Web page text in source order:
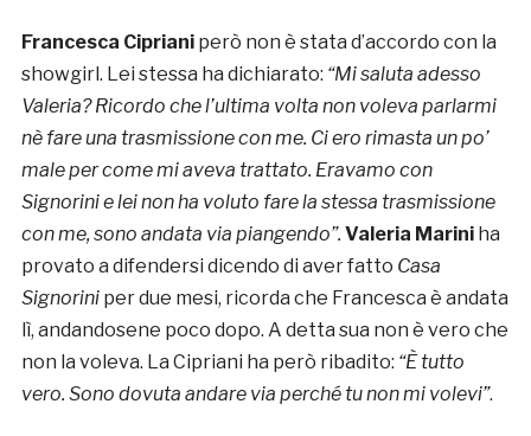
Francesca Ciprianiperò non è stata d’accordo con la
showgirl. Lei stessa ha dichiarato: “Mi saluta adesso
Valeria? Ricordo che l’ultima volta non voleva parlarmi
nè fare una trasmissione con me. Ci ero rimasta un po’
male per come mi aveva trattato. Eravamo con
Signorini e lei non ha voluto fare la stessa trasmissione
con me, sono andata via piangendo”. Valeria Marini ha
provato a difendersi dicendo di aver fatto Casa
Signoriniper due mesi, ricorda che Francesca è andata
lì, andandosene poco dopo. A detta sua non è vero che
non la voleva. La Cipriani ha però ribadito: “È tutto
vero. Sono dovuta andare via perché tu non mi volevi”.